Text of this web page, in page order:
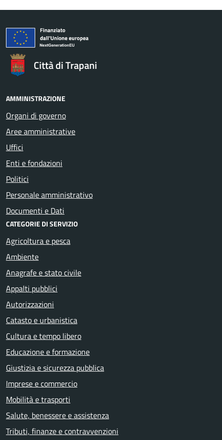
Città di Trapani
AMMINISTRAZIONE
Organi di governo
Aree amministrative
Uffici
Enti e fondazioni
Politici
Personale amministrativo
Documenti e Dati
CATEGORIE DI SERVIZIO
Agricoltura e pesca
Ambiente
Anagrafe e stato civile
Appalti pubblici
Autorizzazioni
Catasto e urbanistica
Cultura e tempo libero
Educazione e formazione
Giustizia e sicurezza pubblica
Imprese e commercio
Mobilità e trasporti
Salute, benessere e assistenza
Tributi, finanze e contravvenzioni